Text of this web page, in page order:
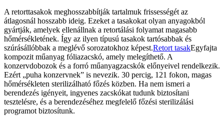
A retorttasakok meghosszabbítják tartalmuk frissességét az
átlagosnál hosszabb ideig. Ezeket a tasakokat olyan anyagokból
gyártják, amelyek ellenállnak a retortálási folyamat magasabb
hőmérsékletének. Így az ilyen típusú tasakok tartósabbak és
szúrásállóbbak a meglévő sorozatokhoz képest.Retort tasakEgyfajta
kompozit műanyag fóliazacskó, amely melegíthető. A
konzervdobozok és a forró műanyagzacskók előnyeivel rendelkezik.
Ezért „puha konzervnek” is nevezik. 30 percig, 121 fokon, magas
hőmérsékleten sterilizálható főzés közben. Ha nem ismeri a
berendezés igényeit, ingyenes zacskókat tudunk biztosítani
tesztelésre, és a berendezéséhez megfelelő főzési sterilizálási
programot biztosítunk.